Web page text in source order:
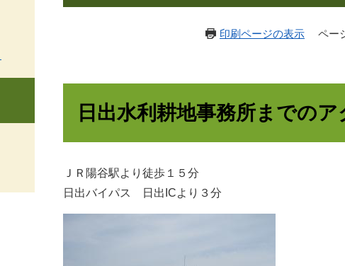
印刷ページの表示 ペー
日出水利耕地事務所までの
ＪＲ陽谷駅より徒歩１５分
日出バイパス 日出ICより３分